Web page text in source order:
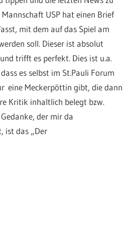
USP hat einen Brief
mit dem auf das Spiel am
soll. Dieser ist absolut
trifft es perfekt. Dies ist u.a.
es selbst im St.Pauli Forum
eine Meckerpöttin gibt, die dann
Kritik inhaltlich belegt bzw.
der mir da
ist das „Der